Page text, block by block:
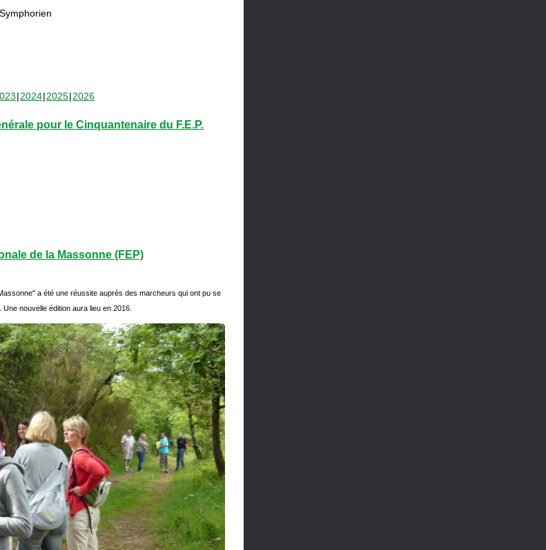
2024 2025 2026
pour le Cinquantenaire du F.E.P.
de la Massonne (FEP)
a été une réussite auprès des marcheurs qui ont pu se
nouvelle édition aura lieu en 2016.